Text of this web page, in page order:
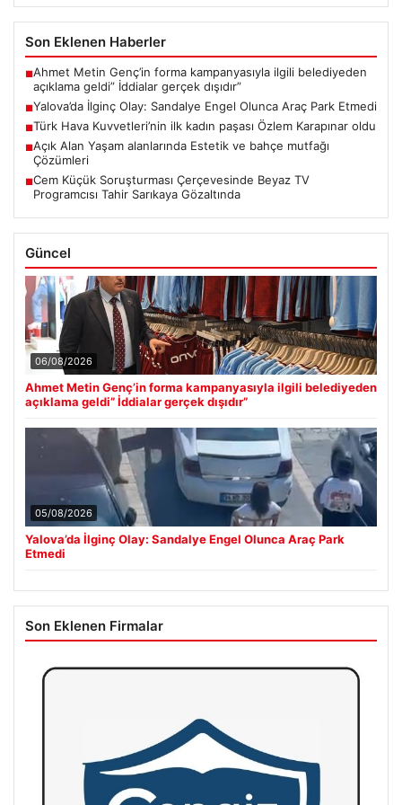
Son Eklenen Haberler
■Ahmet Metin Genç’in forma kampanyasıyla ilgili belediyeden
açıklama geldi” İddialar gerçek dışıdır”
■Yalova’da İlginç Olay: Sandalye Engel Olunca Araç Park Etmedi
■Türk Hava Kuvvetleri’nin ilk kadın paşası Özlem Karapınar oldu
■Açık Alan Yaşam alanlarında Estetik ve bahçe mutfağı
Çözümleri
■Cem Küçük Soruşturması Çerçevesinde Beyaz TV
Programcısı Tahir Sarıkaya Gözaltında
Güncel
06/08/2026
Ahmet Metin Genç’in forma kampanyasıyla ilgili belediyeden
açıklama geldi” İddialar gerçek dışıdır”
05/08/2026
Yalova’da İlginç Olay: Sandalye Engel Olunca Araç Park
Etmedi
Son Eklenen Firmalar